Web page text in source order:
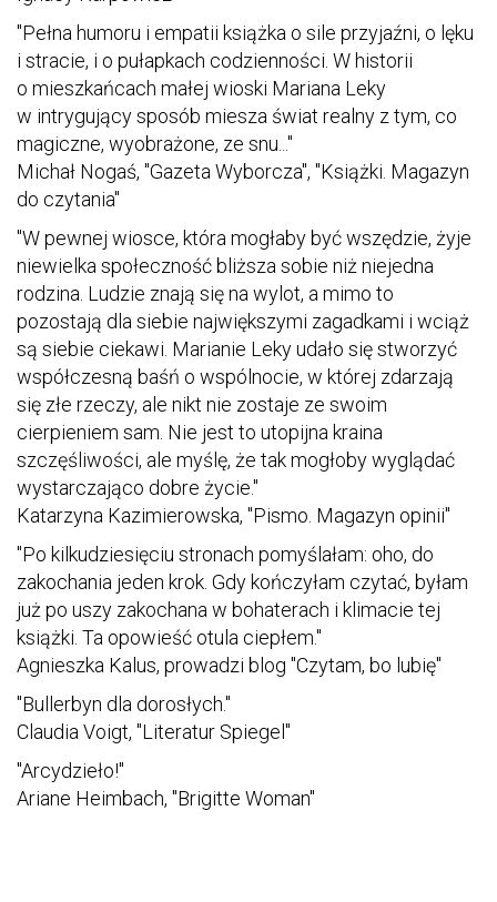
"Pełna humoru i empatii książka o sile przyjaźni, o lęku
i stracie, i o pułapkach codzienności. W historii
o mieszkańcach małej wioski Mariana Leky
w intrygujący sposób miesza świat realny z tym, co
magiczne, wyobrażone, ze snu..."
Michał Nogaś, "Gazeta Wyborcza", "Książki. Magazyn
do czytania"
"W pewnej wiosce, która mogłaby być wszędzie, żyje
niewielka społeczność bliższa sobie niż niejedna
rodzina. Ludzie znają się na wylot, a mimo to
pozostają dla siebie największymi zagadkami i wciąż
są siebie ciekawi. Marianie Leky udało się stworzyć
współczesną baśń o wspólnocie, w której zdarzają
się złe rzeczy, ale nikt nie zostaje ze swoim
cierpieniem sam. Nie jest to utopijna kraina
szczęśliwości, ale myślę, że tak mogłoby wyglądać
wystarczająco dobre życie."
Katarzyna Kazimierowska, "Pismo. Magazyn opinii"
"Po kilkudziesięciu stronach pomyślałam: oho, do
zakochania jeden krok. Gdy kończyłam czytać, byłam
już po uszy zakochana w bohaterach i klimacie tej
książki. Ta opowieść otula ciepłem."
Agnieszka Kalus, prowadzi blog "Czytam, bo lubię"
"Bullerbyn dla dorosłych."
Claudia Voigt, "Literatur Spiegel"
"Arcydzieło!"
Ariane Heimbach, "Brigitte Woman"